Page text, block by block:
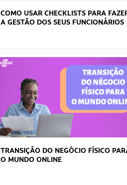
COMO USAR CHECKLISTS PARA
A GESTÃO DOS SEUS FUNCIONÁRIOS
TRANSIÇÃO DO NEGÓCIO FÍSICO
O MUNDO ONLINE